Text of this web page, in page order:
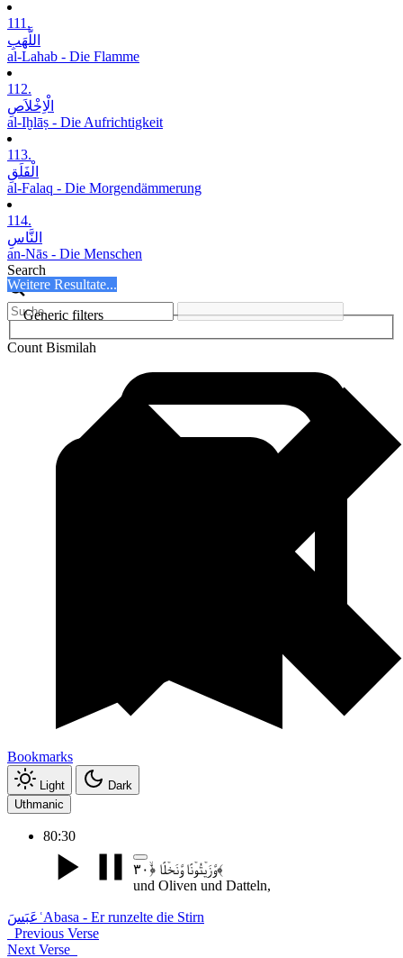
111.
اللَّھَبِ
al-Lahab - Die Flamme
112.
الْاِخْلاَصِ
al-Iḫlāṣ - Die Aufrichtigkeit
113.
الْفَلَقِ
al-Falaq - Die Morgendämmerung
114.
النَّاسِ
an-Nās - Die Menschen
Search
Weitere Resultate...
Generic filters
Count Bismilah
Bookmarks
Light
Dark
Uthmanic
80:30
وَّزَیۡتُوۡنًا وَّنَخۡلًا ﴿ۙ۳۰﴾
und Oliven und Datteln,
عَبَسَ ʿAbasa - Er runzelte die Stirn
Previous Verse
Next Verse